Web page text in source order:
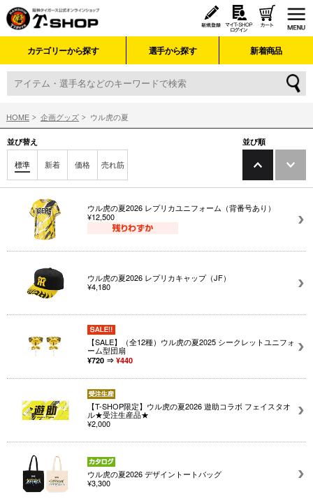
カテゴリーから探す 選手から探す 新着商品
HOME 企画グッズ ウル虎の夏
並び替え
標準 新着 価格 売れ筋
並び順
ウル虎の夏2026 レプリカユニフォーム（背番号あり）
¥12,500
ウル虎の夏2026 レプリカキャップ（JF）
¥4,180
【SALE】（全12種）ウル虎の夏2025 シークレットユニフォ
ーム型団扇
¥720 ⇒ ¥440
【T-SHOP限定】ウル虎の夏2026 遊助コラボ フェイスタオ
ル★受注生産品★
¥2,000
ウル虎の夏2026 デザイントートバッグ
¥3,300